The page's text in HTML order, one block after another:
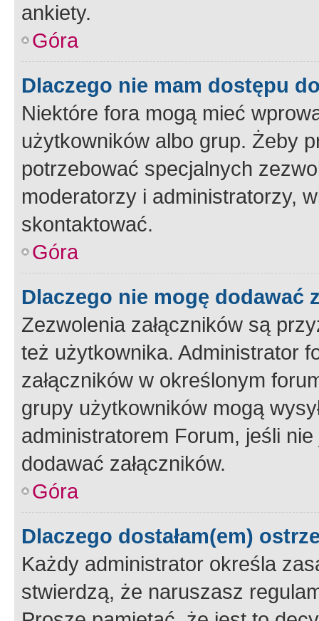
ankiety.
Góra
Dlaczego nie mam dostępu
Niektóre fora mogą mieć
użytkowników albo grup. Żeby
potrzebować specjalnych
moderatorzy i administratorzy,
skontaktować.
Góra
Dlaczego nie mogę dodawać
Zezwolenia załączników są
też użytkownika. Administrator
załączników w określonym
grupy użytkowników mogą
administratorem Forum, jeśli
dodawać załączników.
Góra
Dlaczego dostałam(em)
Każdy administrator określa
stwierdzą, że naruszasz